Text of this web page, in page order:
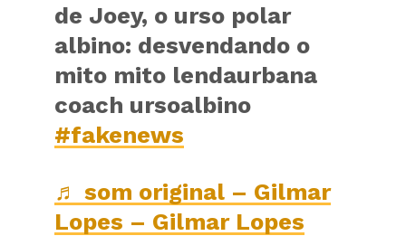
de Joey, o urso polar
albino: desvendando o
mito mito lendaurbana
coach ursoalbino
#fakenews
♬ som original – Gilmar
Lopes – Gilmar Lopes